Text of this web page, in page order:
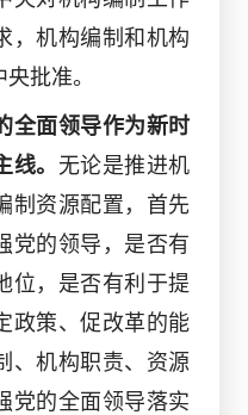
，机构编制和机构
批准。
全面领导作为新时
。 无论是推进机
制资源配置，首先
党的领导，是否有
位，是否有利于提
政策、促改革的能
、机构职责、资源
党的全面领导落实